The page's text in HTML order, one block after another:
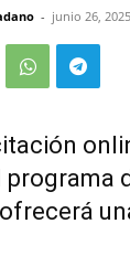
- junio 26, 2025
programa